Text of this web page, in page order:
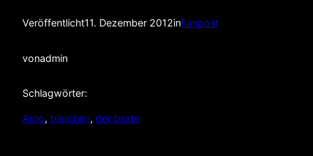
Veröffentlicht11. Dezember 2012inFanpost
vonadmin
Schlagwörter:
Arno, bierchen, der beste